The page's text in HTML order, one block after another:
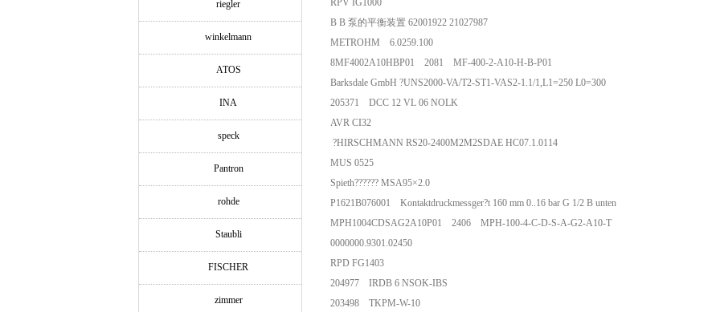
riegler
winkelmann
ATOS
INA
speck
Pantron
rohde
Staubli
FISCHER
zimmer
RPV IG1000
B B 泵的平衡装置 62001922 21027987
METROHM 6.0259.100
8MF4002A10HBP01 2081 MF-400-2-A10-H-B-P01
Barksdale GmbH ?UNS2000-VA/T2-ST1-VAS2-1.1/1,L1=250 L0=300
205371 DCC 12 VL 06 NOLK
AVR CI32
?HIRSCHMANN RS20-2400M2M2SDAE HC07.1.0114
MUS 0525
Spieth?????? MSA95×2.0
P1621B076001 Kontaktdruckmessger?t 160 mm 0..16 bar G 1/2 B unten
MPH1004CDSAG2A10P01 2406 MPH-100-4-C-D-S-A-G2-A10-T
0000000.9301.02450
RPD FG1403
204977 IRDB 6 NSOK-IBS
203498 TKPM-W-10